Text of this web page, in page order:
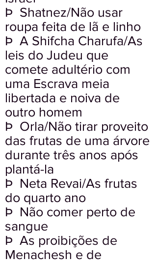
Þ Shatnez/Não usar
roupa feita de lã e linho
Þ A Shifcha Charufa/As
leis do Judeu que
comete adultério com
uma Escrava meia
libertada e noiva de
outro homem
Þ Orla/Não tirar proveito
das frutas de uma árvore
durante três anos após
plantá-la
Þ Neta Revai/As frutas
do quarto ano
Þ Não comer perto de
sangue
Þ As proibições de
Menachesh e de